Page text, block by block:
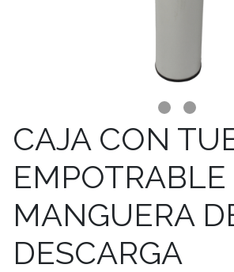
CAJA CON
EMPOTRABLE
MANGUERA
DESCARGA